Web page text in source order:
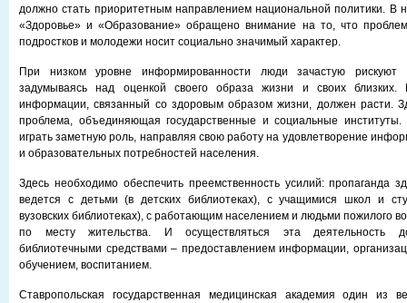
должно стать приоритетным направлением национальной политики. В
«Здоровье» и «Образование» обращено внимание на то, что
подростков и молодежи носит социально значимый характер.
При низком уровне информированности люди зачастую рискуют
задумываясь над оценкой своего образа жизни и своих близких.
информации, связанный со здоровым образом жизни, должен расти.
проблема, объединяющая государственные и социальные
играть заметную роль, направляя свою работу на удовлетворение
и образовательных потребностей населения.
Здесь необходимо обеспечить преемственность усилий: пропаганда
ведется с детьми (в детских библиотеках), с учащимися школ и
вузовских библиотеках), с работающим населением и людьми пожилого
по месту жительства. И осуществляться эта деятельность
библиотечными средствами – предоставлением информации,
обучением, воспитанием.
Ставропольская государственная медицинская академия один из